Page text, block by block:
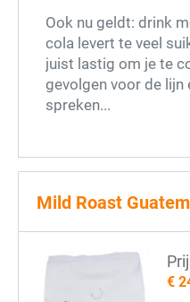
Ook nu geldt: drink
cola levert te veel
juist lastig om je te
gevolgen voor de
spreken...
Mild Roast
€